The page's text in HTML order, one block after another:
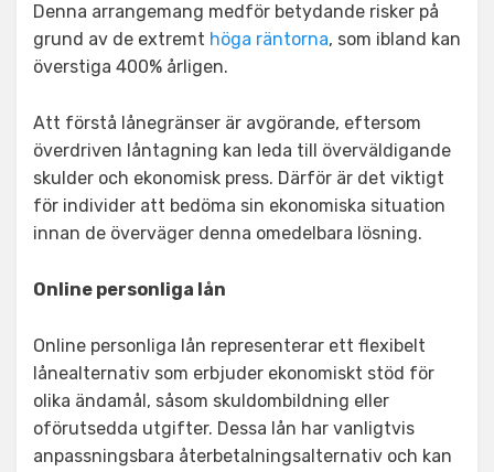
Denna arrangemang medför betydande risker på
grund av de extremt höga räntorna, som ibland kan
överstiga 400% årligen.
Att förstå lånegränser är avgörande, eftersom
överdriven låntagning kan leda till överväldigande
skulder och ekonomisk press. Därför är det viktigt
för individer att bedöma sin ekonomiska situation
innan de överväger denna omedelbara lösning.
Online personliga lån
Online personliga lån representerar ett flexibelt
lånealternativ som erbjuder ekonomiskt stöd för
olika ändamål, såsom skuldombildning eller
oförutsedda utgifter. Dessa lån har vanligtvis
anpassningsbara återbetalningsalternativ och kan